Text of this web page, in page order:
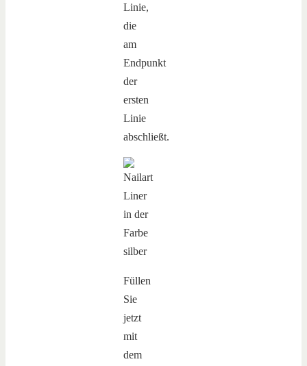
Linie,
die
am
Endpunkt
der
ersten
Linie
abschließt.
Füllen
Sie
jetzt
mit
dem